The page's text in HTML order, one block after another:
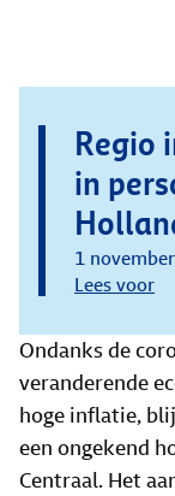
Regio
in
1
Lees voor
Ondanks de
veranderende
hoge inflatie,
een ongekend
Centraal. Het